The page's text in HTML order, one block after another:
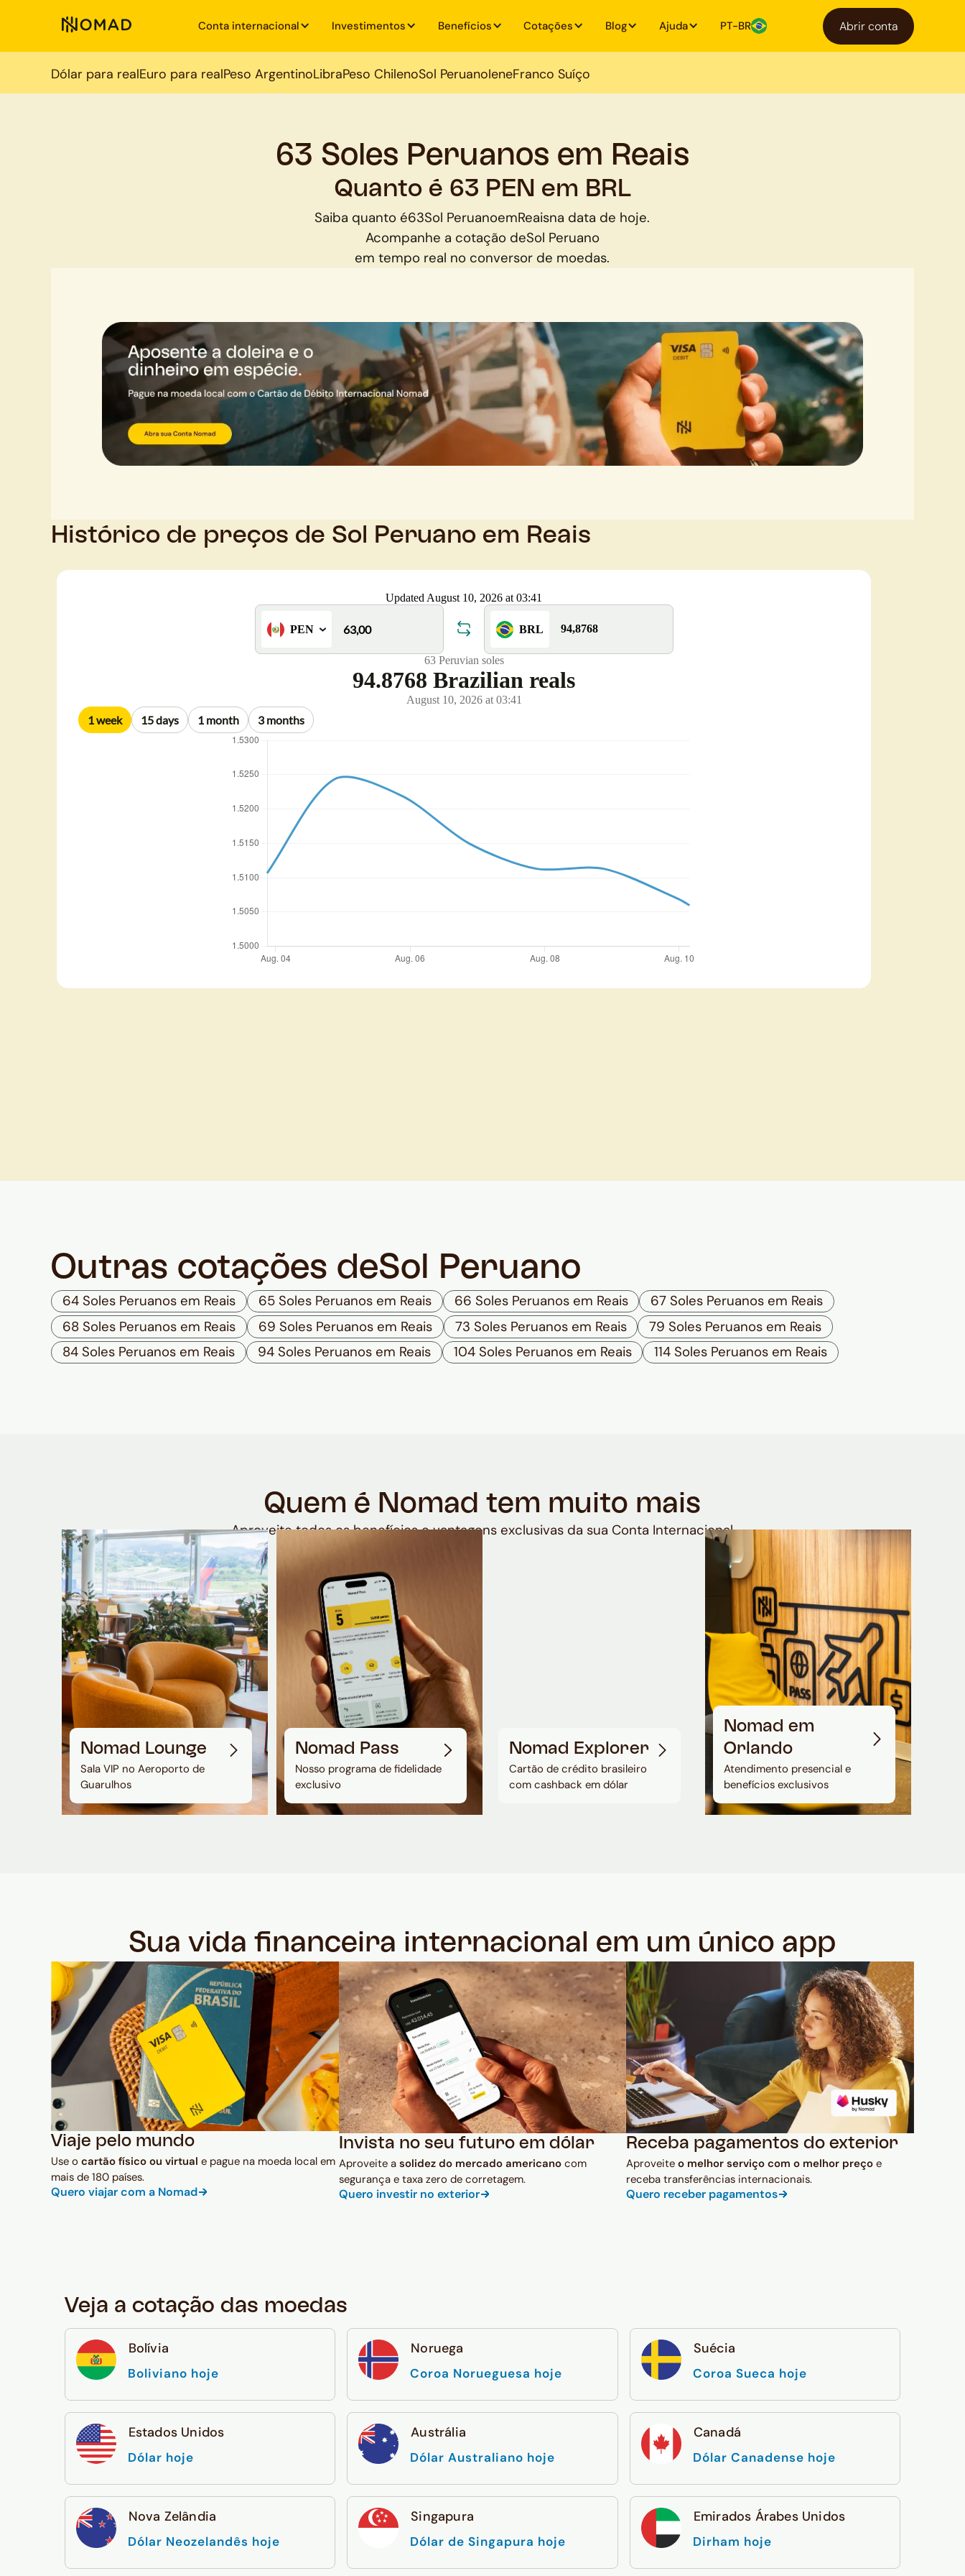
Conta internacional Investimentos Benefícios Cotações Blog Ajuda PT-BR Abrir conta
Dólar para realEuro para realPeso ArgentinoLibraPeso ChilenoSol PeruanoIeneFranco Suíço
63 Soles Peruanos em Reais
Quanto é 63 PEN em BRL
Saiba quanto é63Sol PeruanoemReaisna data de hoje.
Acompanhe a cotação deSol Peruano
em tempo real no conversor de moedas.
Histórico de preços de Sol Peruano em Reais
Outras cotações deSol Peruano
64 Soles Peruanos em Reais 65 Soles Peruanos em Reais 66 Soles Peruanos em Reais
67 Soles Peruanos em Reais
68 Soles Peruanos em Reais
69 Soles Peruanos em Reais 73 Soles Peruanos em Reais
79 Soles Peruanos em Reais
84 Soles Peruanos em Reais
94 Soles Peruanos em Reais 104 Soles Peruanos em Reais 114 Soles Peruanos em Reais
Quem é Nomad tem muito mais
Aproveite todos os benefícios e vantagens exclusivas da sua Conta Internacional
Nomad Lounge
Sala VIP no Aeroporto de
Guarulhos
Nomad Pass
Nosso programa de fidelidade
exclusivo
Nomad Explorer
Cartão de crédito brasileiro
com cashback em dólar
Nomad em
Orlando
Atendimento presencial e
benefícios exclusivos
Sua vida financeira internacional em um único app
Viaje pelo mundo
Use o cartão físico ou virtual e pague na moeda local em
mais de 180 países.
Quero viajar com a Nomad
Invista no seu futuro em dólar
Aproveite a solidez do mercado americanocom
segurança e taxa zero de corretagem.
Quero investir no exterior
Receba pagamentos do exterior
Aproveiteo melhor serviço com o melhor preço e
receba transferências internacionais.
Quero receber pagamentos
Veja a cotação das moedas
Bolívia
Boliviano hoje
Noruega
Coroa Norueguesa hoje
Suécia
Coroa Sueca hoje
Estados Unidos
Dólar hoje
Austrália
Dólar Australiano hoje
Canadá
Dólar Canadense hoje
Nova Zelândia
Dólar Neozelandês hoje
Singapura
Dólar de Singapura hoje
Emirados Árabes Unidos
Dirham hoje